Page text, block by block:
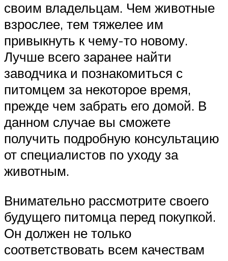
своим владельцам. Чем животные
взрослее, тем тяжелее им
привыкнуть к чему-то новому.
Лучше всего заранее найти
заводчика и познакомиться с
питомцем за некоторое время,
прежде чем забрать его домой. В
данном случае вы сможете
получить подробную консультацию
от специалистов по уходу за
животным.
Внимательно рассмотрите своего
будущего питомца перед покупкой.
Он должен не только
соответствовать всем качествам